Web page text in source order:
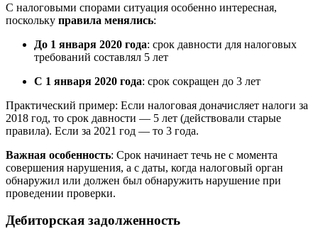
С налоговыми спорами ситуация особенно интересная,
поскольку правила менялись:
До 1 января 2020 года: срок давности для налоговых
требований составлял 5 лет
С 1 января 2020 года: срок сокращен до 3 лет
Практический пример: Если налоговая доначисляет налоги за
2018 год, то срок давности — 5 лет (действовали старые
правила). Если за 2021 год — то 3 года.
Важная особенность: Срок начинает течь не с момента
совершения нарушения, а с даты, когда налоговый орган
обнаружил или должен был обнаружить нарушение при
проведении проверки.
Дебиторская задолженность